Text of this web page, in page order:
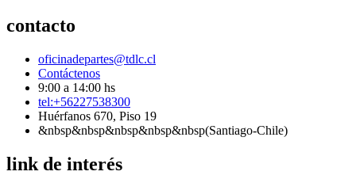
contacto
oficinadepartes@tdlc.cl
Contáctenos
9:00 a 14:00 hs
tel:+56227538300
Huérfanos 670, Piso 19
&nbsp&nbsp&nbsp&nbsp&nbsp(Santiago-Chile)
link de interés